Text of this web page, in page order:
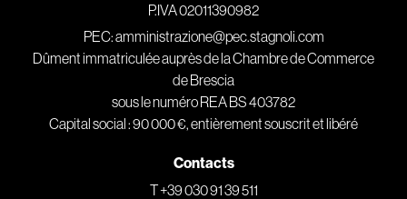
P.IVA 02011390982
PEC: amministrazione@pec.stagnoli.com
Dûment immatriculée auprès de la Chambre de Commerce
de Brescia
sous le numéro REA BS 403782
Capital social : 90 000 €, entièrement souscrit et libéré
Contacts
T +39 030 91 39 511